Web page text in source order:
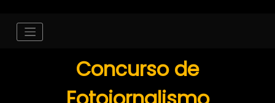
Concurso de